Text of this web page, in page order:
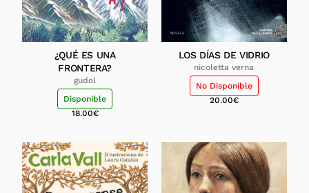
¿QUÉ ES UNA
FRONTERA?
gudol
Disponible
18.00€
LOS DÍAS DE VIDRIO
nicoletta verna
No Disponible
20.00€